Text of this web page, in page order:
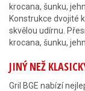
krocana, šunku,
Konstrukce dvojité
skvělou udírnu.
krocana, šunku,
JINÝ NEŽ
Gril BGE nabízí